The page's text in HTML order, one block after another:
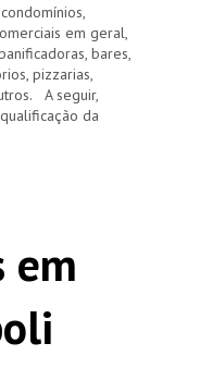
em geral,
bares,
pizzarias,
A seguir,
da
em